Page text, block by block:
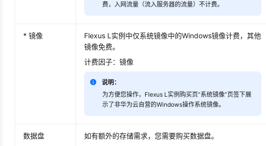
费，入网流量（流入服务器的流量）不计费。
* 镜像
Flexus L实例中仅系统镜像中的Windows镜像计费，其他
镜像免费。
计费因子：镜像
说明：
为方便您操作，Flexus L实例购买页“系统镜像”页签下展
示了非华为云自营的Windows操作系统镜像。
数据盘
如有额外的存储需求，您需要购买数据盘。